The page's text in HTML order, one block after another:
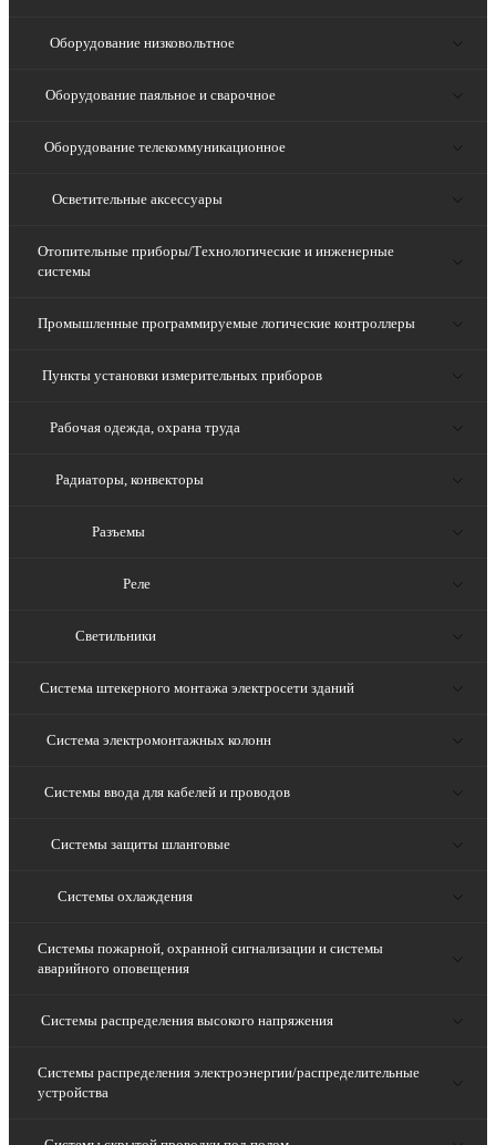
Оборудование низковольтное
Оборудование паяльное и сварочное
Оборудование телекоммуникационное
Осветительные аксессуары
Отопительные приборы/Технологические и инженерные
системы
Промышленные программируемые логические контроллеры
Пункты установки измерительных приборов
Рабочая одежда, охрана труда
Радиаторы, конвекторы
Разъемы
Реле
Светильники
Система штекерного монтажа электросети зданий
Система электромонтажных колонн
Системы ввода для кабелей и проводов
Системы защиты шланговые
Системы охлаждения
Системы пожарной, охранной сигнализации и системы
аварийного оповещения
Системы распределения высокого напряжения
Системы распределения электроэнергии/распределительные
устройства